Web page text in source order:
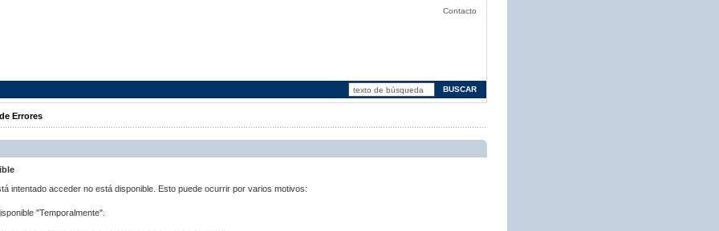
Contacto
Errores
intentado acceder no está disponible. Esto puede ocurrir por varios motivos:
"Temporalmente".